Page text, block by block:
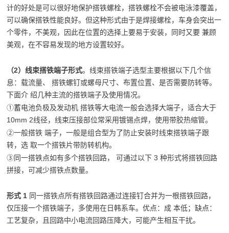
计的好处是可以很好地保护搭铁螺栓，搭铁螺栓不会被电泳漆覆盖，
可以确保搭铁性能良好。但这种形式由于是焊接螺栓，车身会突出一
个零件，不美观，因此在位置的选择上要易于安装，同时又要 兼顾
美观，在不容易发现的地方设置较好。
（2）线束搭铁端子形式。线束搭铁端子选型主要根据以下几个信
息：载流量、 搭铁螺钉或螺母尺寸、布置位置、是否需要防转等。
下面介 绍几种主流的搭铁端子及使用情况。
①蓄电池负极及发动机 搭铁等大电流一般会选择大端子，适合大于
10mm 2线径，线束压接部位常采用镀锡点焊，使用带胶热缩管。
②一般搭铁 端子，一般是组合型为了防止安装时线束搭铁端子跟
转，选 取一个搭铁片带防转机构。
③同一搭铁点如有多个搭铁回路， 可通过以下 3 种形式将搭铁回路
拼接，可减少搭铁点数量。
形式 1 同一搭铁点所有搭铁回路通过连接钉合并为一根搭铁回路，
仅压接一个搭铁端子，多使用在日韩系车。优点：成 本低；缺点：
工艺复杂，且回路中小电流回路压降大，可能产生相互干扰。